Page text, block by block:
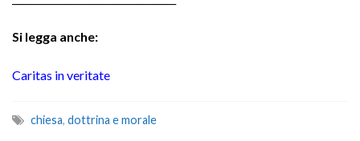
Si legga anche:
Caritas in veritate
chiesa, dottrina e morale